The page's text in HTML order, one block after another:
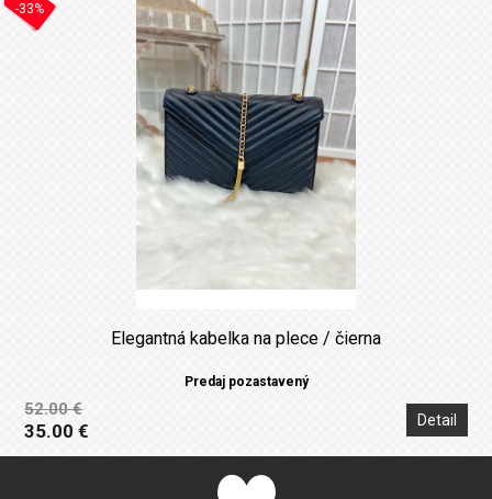
-33%
Elegantná kabelka na plece / čierna
Predaj pozastavený
52.00 €
35.00 € Detail